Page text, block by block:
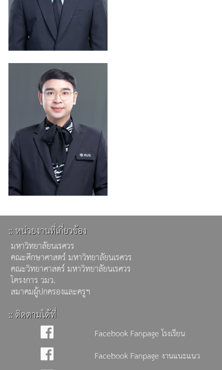
:: หน่วยงานที่เกี่ยวข้อง
มหาวิทยาลัยนเรศวร
คณะศึกษาศาสตร์ มหาวิทยาลัยนเรศวร
คณะวิทยาศาสตร์ มหาวิทยาลัยนเรศวร
โครงการ วมว.
สมาคมผู้ปกครองและครูฯ
:: ติดตามได้ที่
Facebook Fanpage โรงเรียน
Facebook Fanpage งานแนะแนว